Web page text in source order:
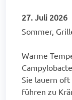
27. Juli 2026
Sommer,
Warme
Sie lauern
führen zu